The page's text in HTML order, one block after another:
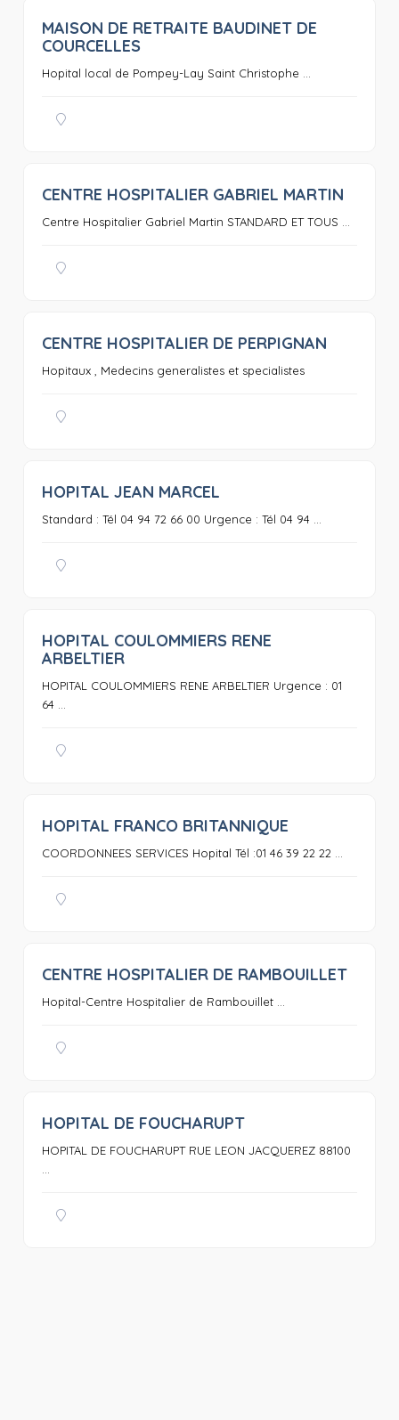
MAISON DE RETRAITE BAUDINET DE
COURCELLES
Hopital local de Pompey-Lay Saint Christophe ...
CENTRE HOSPITALIER GABRIEL MARTIN
Centre Hospitalier Gabriel Martin STANDARD ET TOUS ...
0
CENTRE HOSPITALIER DE PERPIGNAN
Hopitaux , Medecins generalistes et specialistes
HOPITAL JEAN MARCEL
Standard : Tél 04 94 72 66 00 Urgence : Tél 04 94 ...
HOPITAL COULOMMIERS RENE
ARBELTIER
HOPITAL COULOMMIERS RENE ARBELTIER Urgence : 01
64 ...
HOPITAL FRANCO BRITANNIQUE
COORDONNEES SERVICES Hopital Tél :01 46 39 22 22 ...
0
CENTRE HOSPITALIER DE RAMBOUILLET
Hopital-Centre Hospitalier de Rambouillet ...
HOPITAL DE FOUCHARUPT
HOPITAL DE FOUCHARUPT RUE LEON JACQUEREZ 88100